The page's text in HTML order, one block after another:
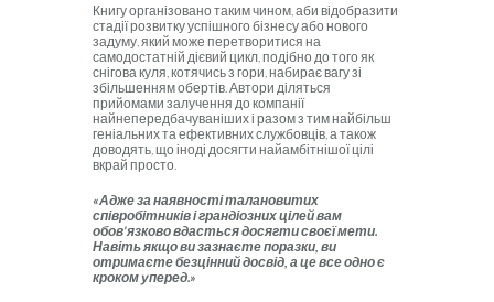
Книгу організовано таким чином, аби відобразити
стадії розвитку успішного бізнесу або нового
задуму, який може перетворитися на
самодостатній дієвий цикл, подібно до того як
снігова куля, котячись з гори, набирає вагу зі
збільшенням обертів. Автори діляться
прийомами залучення до компанії
найнепередбачуваніших і разом з тим найбільш
геніальних та ефективних службовців, а також
доводять, що іноді досягти найамбітнішої цілі
вкрай просто.
«Адже за наявності талановитих
співробітників і грандіозних цілей вам
обов’язково вдасться досягти своєї мети.
Навіть якщо ви зазнаєте поразки, ви
отримаєте безцінний досвід, а це все одно є
кроком уперед.»